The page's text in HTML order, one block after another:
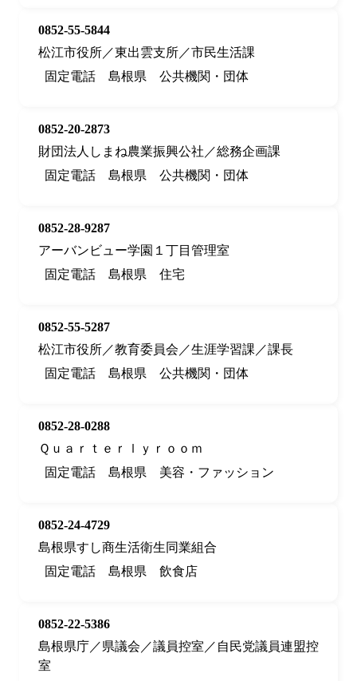
0852-55-5844
松江市役所／東出雲支所／市民生活課
固定電話
島根県 公共機関・団体
0852-20-2873
財団法人しまね農業振興公社／総務企画課
固定電話
島根県 公共機関・団体
0852-28-9287
アーバンビュー学園１丁目管理室
固定電話
島根県 住宅
0852-55-5287
松江市役所／教育委員会／生涯学習課／課長
固定電話
島根県 公共機関・団体
0852-28-0288
Ｑｕａｒｔｅｒｌｙｒｏｏｍ
固定電話
島根県 美容・ファッション
0852-24-4729
島根県すし商生活衛生同業組合
固定電話
島根県 飲食店
0852-22-5386
島根県庁／県議会／議員控室／自民党議員連盟控
室